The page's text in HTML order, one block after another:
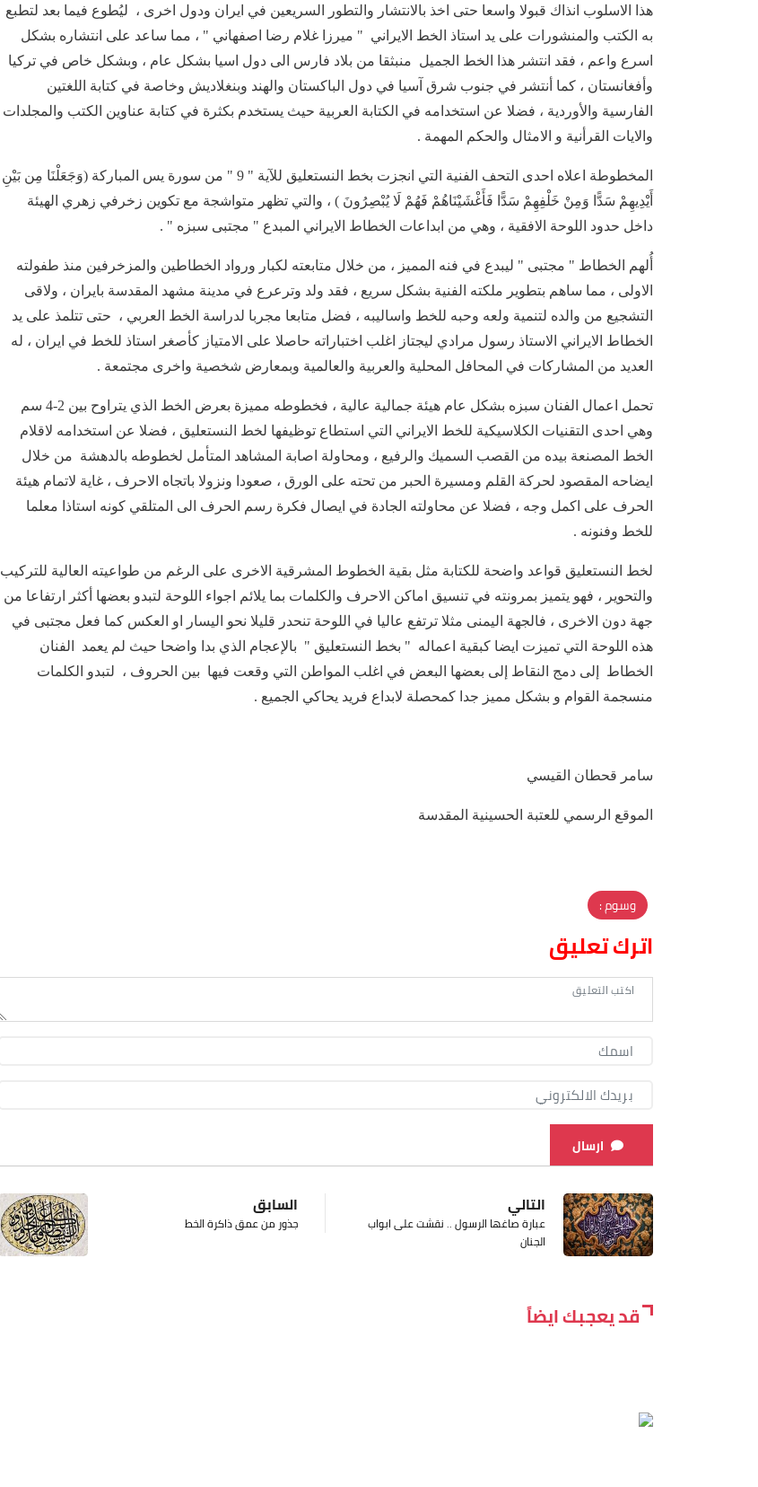
هذا الاسلوب انذاك قبولا واسعا حتى اخذ بالانتشار والتطور السريعين في ايران ودول اخرى ، ليُطوع فيما بعد لتطبع
به الكتب والمنشورات على يد استاذ الخط الايراني " میرزا غلام رضا اصفهاني " ، مما ساعد على انتشاره بشكل
اسرع واعم ، فقد انتشر هذا الخط الجميل منبثقا من بلاد فارس الى دول اسيا بشكل عام ، وبشكل خاص في تركيا
وأفغانستان ، كما أنتشر في جنوب شرق آسيا في دول الباكستان والهند وبنغلاديش وخاصة في كتابة اللغتين
الفارسية والأوردية ، فضلا عن استخدامه في الكتابة العربية حيث يستخدم بكثرة في كتابة عناوين الكتب والمجلدات
والايات القرأنية و الامثال والحكم المهمة .
المخطوطة اعلاه احدى التحف الفنية التي انجزت بخط النستعليق للآية " 9 " من سورة يس المباركة (وَجَعَلْنَا مِن بَيْنِ
أَيْدِيهِمْ سَدًّا وَمِنْ خَلْفِهِمْ سَدًّا فَأَغْشَيْنَاهُمْ فَهُمْ لَا يُبْصِرُونَ ) ، والتي تظهر متواشجة مع تكوين زخرفي زهري الهيئة
داخل حدود اللوحة الافقية ، وهي من ابداعات الخطاط الايراني المبدع " مجتبى سبزه " .
أُلهم الخطاط " مجتبى " ليبدع في فنه المميز ، من خلال متابعته لكبار ورواد الخطاطين والمزخرفين منذ طفولته
الاولى ، مما ساهم بتطوير ملكته الفنية بشكل سريع ، فقد ولد وترعرع في مدينة مشهد المقدسة بايران ، ولاقى
التشجيع من والده لتنمية ولعه وحبه للخط واساليبه ، فضل متابعا مجربا لدراسة الخط العربي ، حتى تتلمذ على يد
الخطاط الايراني الاستاذ رسول مرادي ليجتاز اغلب اختباراته حاصلا على الامتياز كأصغر استاذ للخط في ايران ، له
العديد من المشاركات في المحافل المحلية والعربية والعالمية وبمعارض شخصية واخرى مجتمعة .
تحمل اعمال الفنان سبزه بشكل عام هيئة جمالية عالية ، فخطوطه مميزة بعرض الخط الذي يتراوح بين 2-4 سم
وهي احدى التقنيات الكلاسيكية للخط الايراني التي استطاع توظيفها لخط النستعليق ، فضلا عن استخدامه لاقلام
الخط المصنعة بيده من القصب السميك والرفيع ، ومحاولة اصابة المشاهد المتأمل لخطوطه بالدهشة من خلال
ايضاحه المقصود لحركة القلم ومسيرة الحبر من تحته على الورق ، صعودا ونزولا باتجاه الاحرف ، غاية لاتمام هيئة
الحرف على اكمل وجه ، فضلا عن محاولته الجادة في ايصال فكرة رسم الحرف الى المتلقي كونه استاذا معلما
للخط وفنونه .
لخط النستعليق قواعد واضحة للكتابة مثل بقية الخطوط المشرقية الاخرى على الرغم من طواعيته العالية للتركيب
والتحوير ، فهو يتميز بمرونته في تنسيق اماكن الاحرف والكلمات بما يلائم اجواء اللوحة لتبدو بعضها أكثر ارتفاعا من
جهة دون الاخرى ، فالجهة اليمنى مثلا ترتفع عاليا في اللوحة تنحدر قليلا نحو اليسار او العكس كما فعل مجتبى في
هذه اللوحة التي تميزت ايضا كبقية اعماله " بخط النستعليق " بالإعجام الذي بدا واضحا حيث لم يعمد الفنان
الخطاط إلى دمج النقاط إلى بعضها البعض في اغلب المواطن التي وقعت فيها بين الحروف ، لتبدو الكلمات
منسجمة القوام و بشكل مميز جدا كمحصلة لابداع فريد يحاكي الجميع .
سامر قحطان القيسي
الموقع الرسمي للعتبة الحسينية المقدسة
وسوم :
اترك تعليق
ارسال
السابق
جذور من عمق ذاكرة الخط
التالي
عبارة صاغها الرسول .. نقشت على ابواب
الجنان
قد يعجبك ايضاً